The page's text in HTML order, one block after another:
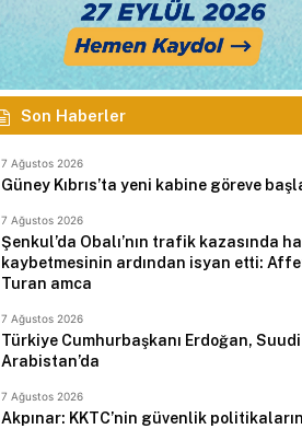
Son Haberler
7 Ağustos 2026
Güney Kıbrıs’ta yeni kabine göreve
7 Ağustos 2026
Şenkul’da Obalı’nın trafik kazasında
kaybetmesinin ardından isyan etti:
Turan amca
7 Ağustos 2026
Türkiye Cumhurbaşkanı Erdoğan, Suudi
Arabistan’da
7 Ağustos 2026
Akpınar: KKTC’nin güvenlik